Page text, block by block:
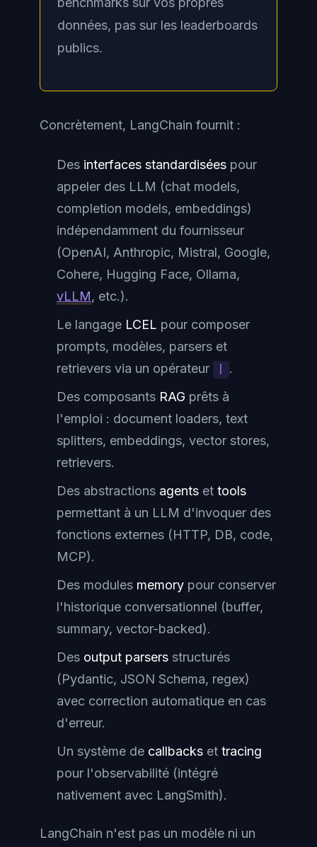
données, pas sur les leaderboards
publics.
Concrètement, LangChain fournit :
Des interfaces standardisées pour
appeler des LLM (chat models,
completion models, embeddings)
indépendamment du fournisseur
(OpenAI, Anthropic, Mistral, Google,
Cohere, Hugging Face, Ollama,
vLLM, etc.).
Le langage LCEL pour composer
prompts, modèles, parsers et
retrievers via un opérateur
.
Des composants RAG prêts à
l'emploi : document loaders, text
splitters, embeddings, vector stores,
retrievers.
Des abstractions agents et tools
permettant à un LLM d'invoquer des
fonctions externes (HTTP, DB, code,
MCP).
Des modules memory pour conserver
l'historique conversationnel (buffer,
summary, vector-backed).
Des output parsers structurés
(Pydantic, JSON Schema, regex)
avec correction automatique en cas
d'erreur.
Un système de callbacks et tracing
pour l'observabilité (intégré
nativement avec LangSmith).
LangChain n'est pas un modèle ni un